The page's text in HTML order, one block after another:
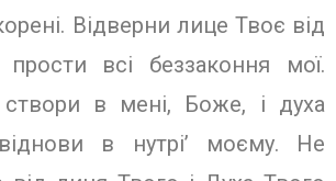
Відверни лице Твоє від
прости всі беззаконня мої.
в мені, Боже, і духа
в нутрі’ моєму. Не